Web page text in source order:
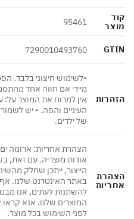
95461
7290010493760
•לשימוש חיצוני בלבד.
מיידי אם חווה אחד
אין למרוח את המוצר על: עור
העיניים והפה. • יש לשמור
של ילדים.
הצהרת אחריות: ארומה ים
אודות מוצריה. עם זאת, בשל
הייצור, ייתכן שחלק
באתר האינטרנט שלנו. אף על
להשתנות לעתים, אנו
המוצרים שלנו. אנא קראו את
לפני השימוש בכל מוצר.